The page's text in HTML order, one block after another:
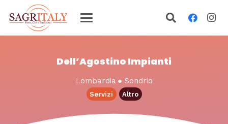
Dell’Agostino Impianti
Lombardia ● Sondrio
Servizi Altro